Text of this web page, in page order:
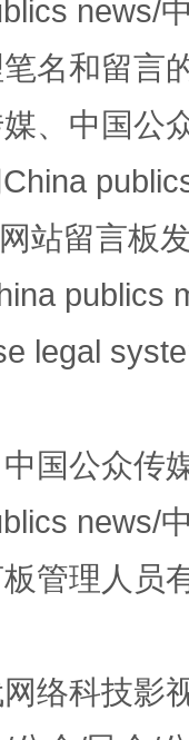
如何以
news/
名和留言
、中国公
站留言板
publics
legal
国公众传
news/
管理人员
络科技影